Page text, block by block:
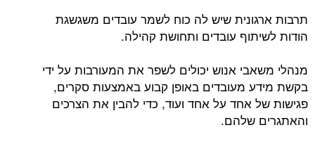
תרבות ארגונית שיש לה כוח לשמר עובדים משגשגת
הודות לשיתוף עובדים ותחושת קהילה.
מנהלי משאבי אנוש יכולים לשפר את המעורבות על ידי
בקשת מידע מעובדים באופן קבוע באמצעות סקרים,
פגישות של אחד על אחד ועוד, כדי להבין את הצרכים
והאתגרים שלהם.